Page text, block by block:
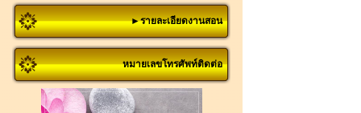
►รายละเอียดงานสอน
หมายเลขโทรศัพท์ติดต่อ